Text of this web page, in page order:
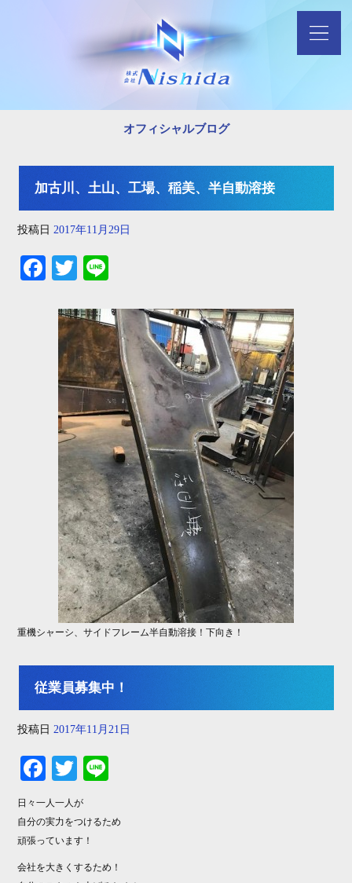
オフィシャルブログ
加古川、土山、工場、稲美、半自動溶接
投稿日 2017年11月29日
Fa
bo
ok
T
tte
r
重機シャーシ、サイドフレーム半自動溶接！下向き！
従業員募集中！
投稿日 2017年11月21日
Fa
ce
bo
ok
T
wi
tte
r
日々一人一人が
自分の実力をつけるため
頑張っています！
会社を大きくするため！